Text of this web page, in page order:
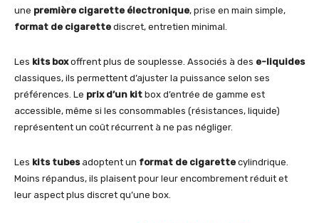
une première cigarette électronique, prise en main simple,
format de cigarette discret, entretien minimal.
Les kits boxoffrent plus de souplesse. Associés à des e-liquides
classiques, ils permettent d’ajuster la puissance selon ses
préférences. Le prix d’un kit box d’entrée de gamme est
accessible, même si les consommables (résistances, liquide)
représentent un coût récurrent à ne pas négliger.
Les kits tubesadoptent un format de cigarette cylindrique.
Moins répandus, ils plaisent pour leur encombrement réduit et
leur aspect plus discret qu’une box.